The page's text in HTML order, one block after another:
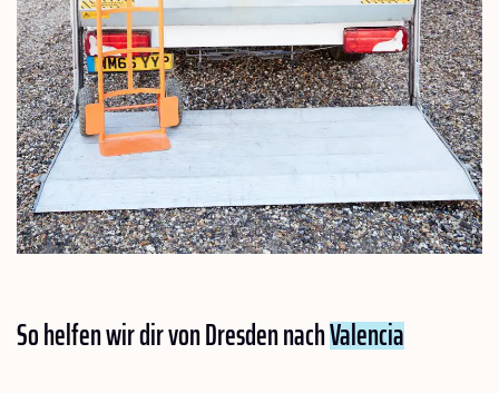
So helfen wir dir von Dresden nachValencia